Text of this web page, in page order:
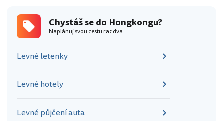
Chystáš se do Hongkongu?
Naplánuj svou cestu raz dva
Levné letenky
Levné hotely
Levné půjčení auta